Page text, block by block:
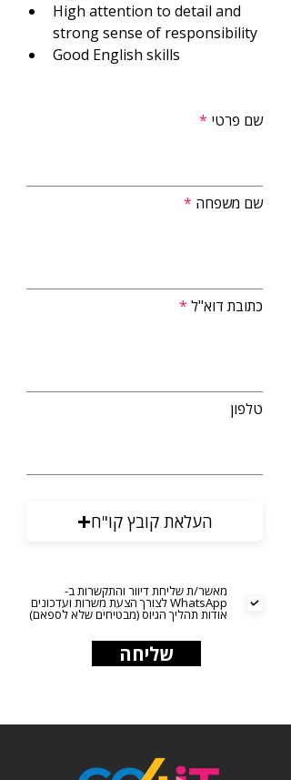
High attention to detail and
strong sense of responsibility
Good English skills
שם פרטי
שם משפחה
כתובת דוא"ל
טלפון
העלאת קובץ קו"ח
מאשר/ת שליחת דיוור והתקשרות ב-
WhatsApp לצורך הצעת משרות ועדכונים
אודות תהליך הגיוס (מבטיחים שלא לספאם)
שליחה